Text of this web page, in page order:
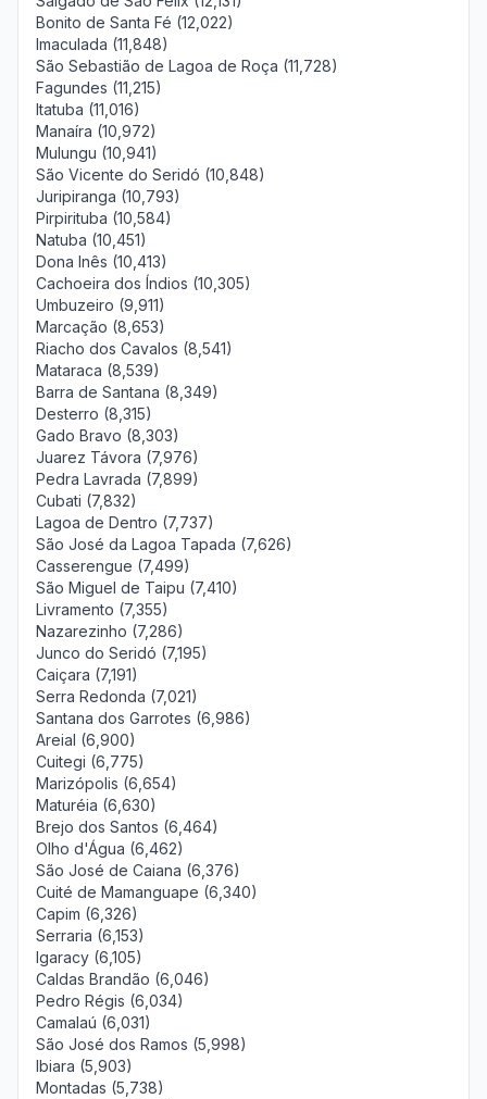
Bonito de Santa Fé (12,022)
Imaculada (11,848)
São Sebastião de Lagoa de Roça (11,728)
Fagundes (11,215)
Itatuba (11,016)
Manaíra (10,972)
Mulungu (10,941)
São Vicente do Seridó (10,848)
Juripiranga (10,793)
Pirpirituba (10,584)
Natuba (10,451)
Dona Inês (10,413)
Cachoeira dos Índios (10,305)
Umbuzeiro (9,911)
Marcação (8,653)
Riacho dos Cavalos (8,541)
Mataraca (8,539)
Barra de Santana (8,349)
Desterro (8,315)
Gado Bravo (8,303)
Juarez Távora (7,976)
Pedra Lavrada (7,899)
Cubati (7,832)
Lagoa de Dentro (7,737)
São José da Lagoa Tapada (7,626)
Casserengue (7,499)
São Miguel de Taipu (7,410)
Livramento (7,355)
Nazarezinho (7,286)
Junco do Seridó (7,195)
Caiçara (7,191)
Serra Redonda (7,021)
Santana dos Garrotes (6,986)
Areial (6,900)
Cuitegi (6,775)
Marizópolis (6,654)
Maturéia (6,630)
Brejo dos Santos (6,464)
Olho d'Água (6,462)
São José de Caiana (6,376)
Cuité de Mamanguape (6,340)
Capim (6,326)
Serraria (6,153)
Igaracy (6,105)
Caldas Brandão (6,046)
Pedro Régis (6,034)
Camalaú (6,031)
São José dos Ramos (5,998)
Ibiara (5,903)
Montadas (5,738)